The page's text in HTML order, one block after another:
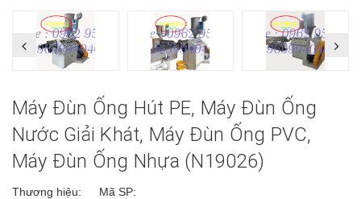
Máy Đùn Ống Hút PE, Máy Đùn Ống
Nước Giải Khát, Máy Đùn Ống PVC,
Máy Đùn Ống Nhựa (N19026)
Thương hiệu: Mã SP: